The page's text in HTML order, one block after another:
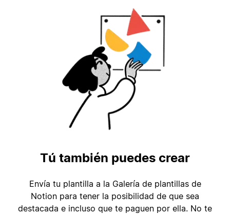
Tú también puedes crear
Envía tu plantilla a la Galería de plantillas de
Notion para tener la posibilidad de que sea
destacada e incluso que te paguen por ella. No te